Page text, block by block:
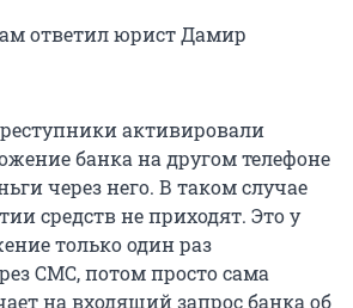
ответил юрист Дамир
активировали
банка на другом телефоне
через него. В таком случае
средств не приходят. Это у
только один раз
СМС, потом просто сама
на входящий запрос банка об